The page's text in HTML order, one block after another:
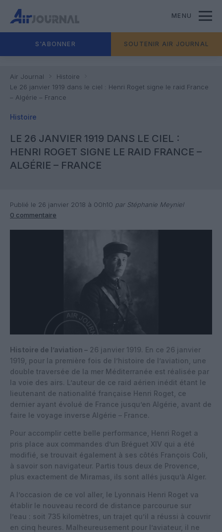
MENU
S'ABONNER SOUTENIR AIR JOURNAL
Air Journal
Histoire
Le 26 janvier 1919 dans le ciel : Henri Roget signe le raid France
– Algérie – France
Histoire
LE 26 JANVIER 1919 DANS LE CIEL :
HENRI ROGET SIGNE LE RAID FRANCE –
ALGÉRIE – FRANCE
Publié le 26 janvier 2018 à 00h10 par Stéphanie Meyniel
0 commentaire
Histoire de l’aviation – 26 janvier 1919. En ce 26 janvier
1919, pour la première fois de l’histoire de l’aviation, une
double traversée de la mer Méditerranée est réalisée par
la voie des airs. L’auteur de ce raid aérien inédit étant le
lieutenant de nationalité française Henri Roget, ce
dernier ayant évolué de France jusqu’en Algérie, avant de
faire le voyage inverse Algérie – France.
Pour accomplir cette belle performance, Henri Roget a
pris place aux commandes d’un Bréguet XIV qui a été
modifié, se trouvait également à ses côtés François Coli,
à savoir son navigateur. Partis tous deux de Provence,
plus exactement de Miramas, ils sont allés jusqu’à Alger.
A l’occasion de ce vol aller, le Lyonnais Henri Roget va
établir le nouveau record de distance parcourue sur
l’eau : soit 735 kilomètres, un trajet qu’il a réussi à couvrir
en cinq heures. Malheureusement pour l’aviateur, il ne